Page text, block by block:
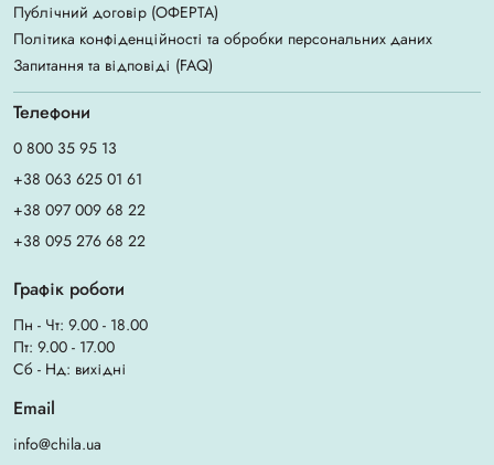
Публічний договір (ОФЕРТА)
Політика конфіденційності та обробки персональних даних
Запитання та відповіді (FAQ)
Телефони
0 800 35 95 13
+38 063 625 01 61
+38 097 009 68 22
+38 095 276 68 22
Графік роботи
Пн - Чт: 9.00 - 18.00
Пт: 9.00 - 17.00
Сб - Нд: вихідні
Email
info@chila.ua